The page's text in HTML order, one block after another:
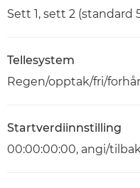
Sett 1, sett 2 (standard
Tellesystem
Regen/opptak/fri/
Startverdiinnstilling
00:00:00:00, angi/